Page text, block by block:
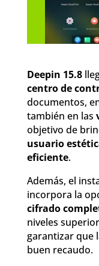
Deepin 15.8
centro de
documentos,
también en las
objetivo de
usuario
eficiente.
Además, el
incorpora la
cifrado
niveles
garantizar que
buen recaudo.